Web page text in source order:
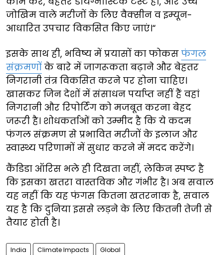
जोखिम वाले मरीजों के लिए वैक्सीन व इम्यून-
आधारित उपचार विकसित किए जाएं।“
इसके साथ ही, भविष्य में प्रयासों का फोकस फंगल
संक्रमणों के बारे में जागरूकता बढ़ाने और बेहतर
निगरानी तंत्र विकसित करने पर होना चाहिए।
खासकर जिन देशों में संसाधन पर्याप्त नहीं हैं वहां
निगरानी और रिपोर्टिंग को मजबूत करना बेहद
जरूरी है। शोधकर्ताओं को उम्मीद है कि ये कदम
फंगल संक्रमण से प्रभावित मरीजों के इलाज और
स्वास्थ्य परिणामों में सुधार करने में मदद करेंगे।
कैंडिडा ऑरिस भले ही दिखता नहीं, लेकिन स्पष्ट है
कि इसका खतरा वास्तविक और गंभीर है। अब सवाल
यह नहीं कि यह फंगस कितना खतरनाक है, सवाल
यह है कि दुनिया इससे लड़ने के लिए कितनी तेजी से
तैयार होती है।
India Climate Impacts Global